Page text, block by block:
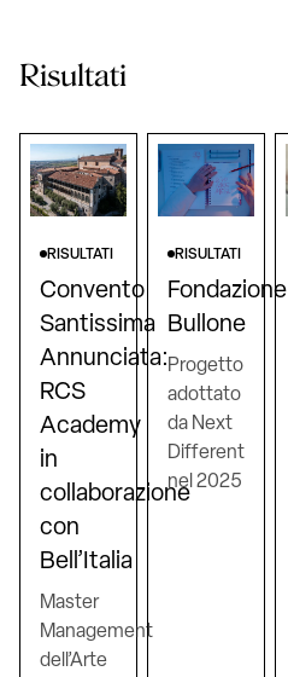
Risultati
RISULTATI
Convento
Santissima
Annunciata:
RCS
Academy
in
collaborazione
con
Bell’Italia
Master
Management
dell’Arte
RISULTATI
Fondazione
Bullone
Progetto
adottato
da Next
Different
nel 2025